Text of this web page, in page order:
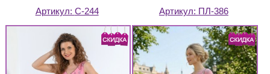
Артикул: С-244 Артикул: ПЛ-386